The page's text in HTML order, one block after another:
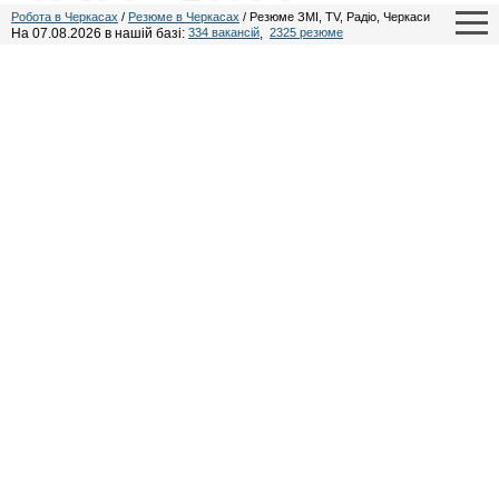
Робота в Черкасах / Резюме в Черкасах / Резюме ЗМІ, TV, Радіо, Черкаси
На 07.08.2026 в нашій базі: 334 вакансій, 2325 резюме